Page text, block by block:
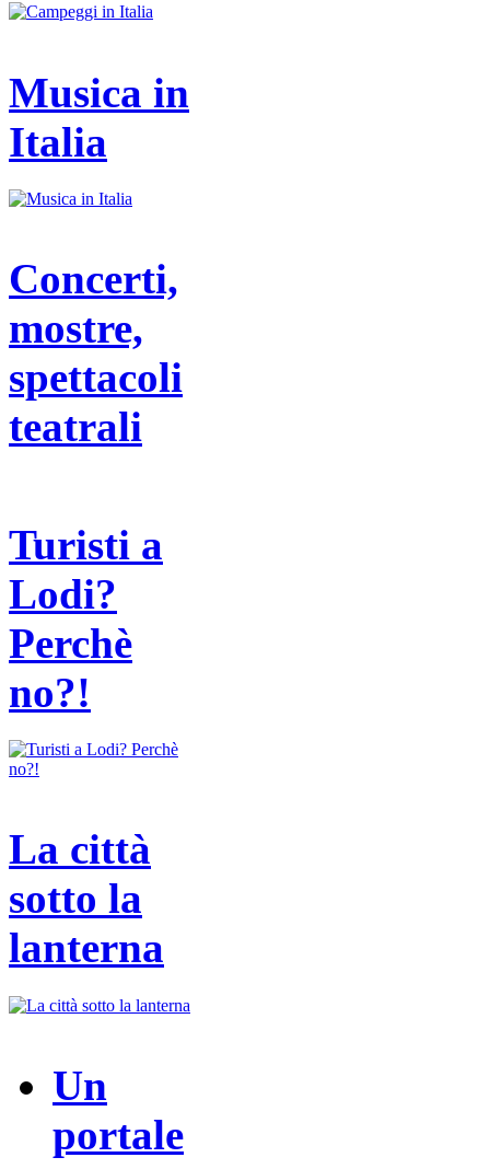
Musica in
Italia
Concerti,
mostre,
spettacoli
teatrali
Turisti a
Lodi?
Perchè
no?!
La città
sotto la
lanterna
Un
portale